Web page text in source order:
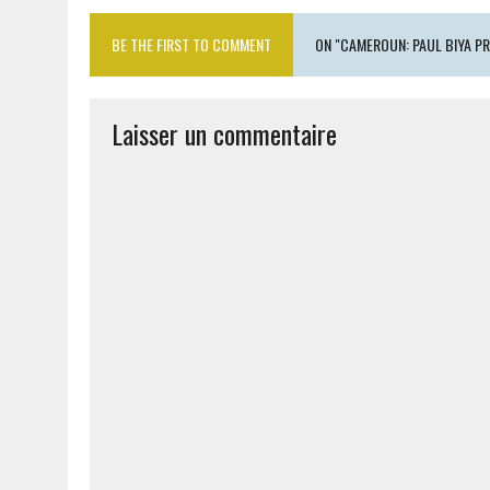
BE THE FIRST TO COMMENT ON "CAMEROUN: PAUL BIYA
Laisser un commentaire